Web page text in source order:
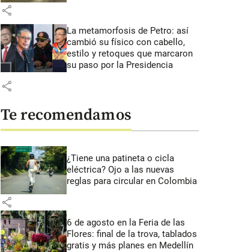
share
La metamorfosis de Petro: así
cambió su físico con cabello,
estilo y retoques que marcaron
su paso por la Presidencia
share
Te recomendamos
¿Tiene una patineta o cicla
eléctrica? Ojo a las nuevas
reglas para circular en Colombia
share
6 de agosto en la Feria de las
Flores: final de la trova, tablados
gratis y más planes en Medellín